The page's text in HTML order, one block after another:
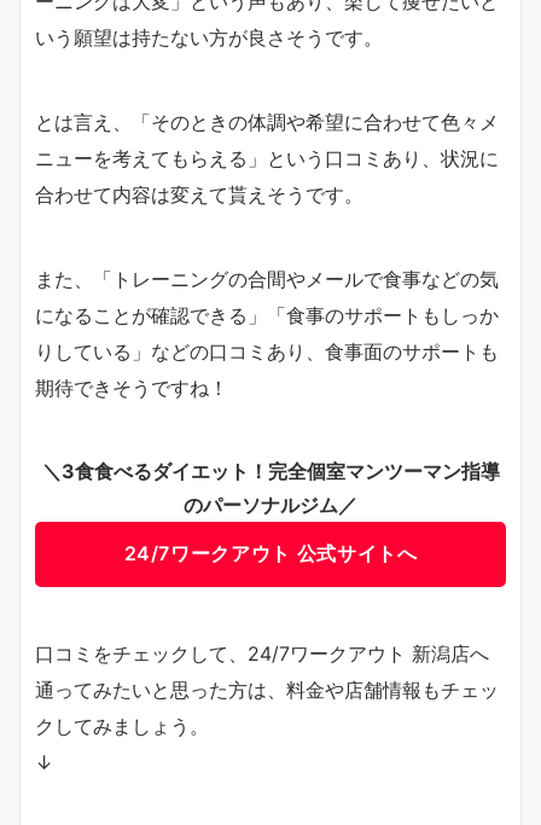
いう願望は持たない方が良さそうです。
とは言え、「そのときの体調や希望に合わせて色々メ
ニューを考えてもらえる」という口コミあり、状況に
合わせて内容は変えて貰えそうです。
また、「トレーニングの合間やメールで食事などの気
になることが確認できる」「食事のサポートもしっか
りしている」などの口コミあり、食事面のサポートも
期待できそうですね！
＼3食食べるダイエット！完全個室マンツーマン指導
のパーソナルジム／
24/7ワークアウト 公式サイトへ
口コミをチェックして、24/7ワークアウト 新潟店へ
通ってみたいと思った方は、料金や店舗情報もチェッ
クしてみましょう。
↓